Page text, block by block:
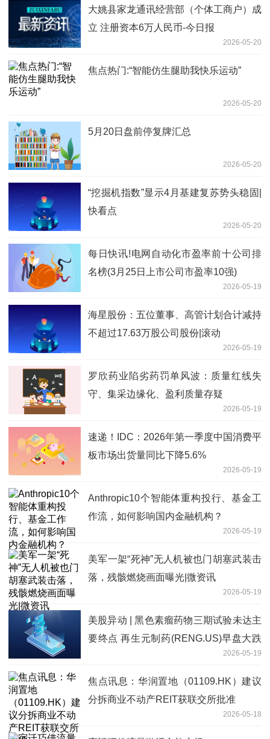
大姚县家龙通讯经营部（个体工商户）成
立 注册资本6万人民币-今日报
2026-05-20
焦点热门:“智能仿生腿助我快乐运动”
2026-05-20
5月20日盘前停复牌汇总
2026-05-20
“挖掘机指数”显示4月基建复苏势头稳固|
快看点
2026-05-20
每日快讯!电网自动化市盈率前十公司排
名榜(3月25日上市公司市盈率10强)
2026-05-19
海星股份：五位董事、高管计划合计减持
不超过17.63万股公司股份|滚动
2026-05-19
罗欣药业陷劣药罚单风波：质量红线失
守、集采边缘化、盈利质量存疑
2026-05-19
速递！IDC：2026年第一季度中国消费平
板市场出货量同比下降5.6%
2026-05-19
Anthropic10个智能体重构投行、基金工
作流，如何影响国内金融机构？
2026-05-19
美军一架“死神”无人机被也门胡塞武装击
落，残骸燃烧画面曝光|微资讯
2026-05-19
美股异动 | 黑色素瘤药物三期试验未达主
要终点 再生元制药(RENG.US)早盘大跌
2026-05-19
焦点讯息：华润置地（01109.HK）建议
分拆商业不动产REIT获联交所批准
2026-05-18